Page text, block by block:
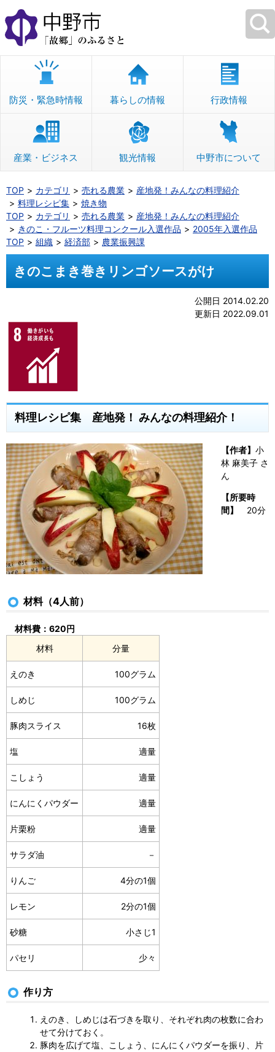
本
文
へ
移
防災・緊急時情報 暮らしの情報 行政情報
産業・ビジネス 観光情報 中野市について
TOP カテゴリ 売れる農業
産地発！みんなの料理紹介
料理レシピ集
焼き物
TOP
カテゴリ 売れる農業
産地発！みんなの料理紹介
きのこ・フルーツ料理コンクール入選作品
2005年入選作品
TOP
組織 経済部 農業振興課
きのこまき巻きリンゴソースがけ
公開日 2014.02.20
更新日 2022.09.01
料理レシピ集 産地発！ みんなの料理紹介！
【作者】 小
林 麻美子 さ
ん
【所要時
間】 20分
材料（4人前）
材料費：620円
材料
分量
えのき 100グラム
しめじ 100グラム
豚肉スライス 16枚
塩 適量
こしょう 適量
にんにくパウダー 適量
片栗粉 適量
サラダ油 －
りんご 4分の1個
レモン 2分の1個
砂糖 小さじ1
パセリ 少々
作り方
えのき、しめじは石づきを取り、それぞれ肉の枚数に合わ
せて分けておく。
豚肉を広げて塩、こしょう、にんにくパウダーを振り、片